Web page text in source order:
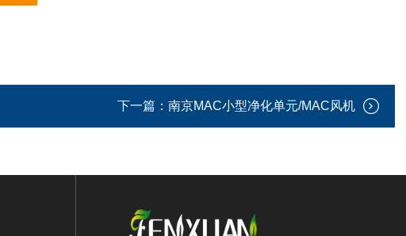
下一篇： 南京MAC小型净化单元/MAC风机